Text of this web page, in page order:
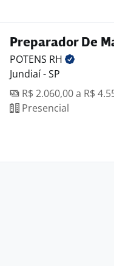
Preparador De
POTENS RH
Jundiaí - SP
R$ 2.060,00 a R$
Presencial